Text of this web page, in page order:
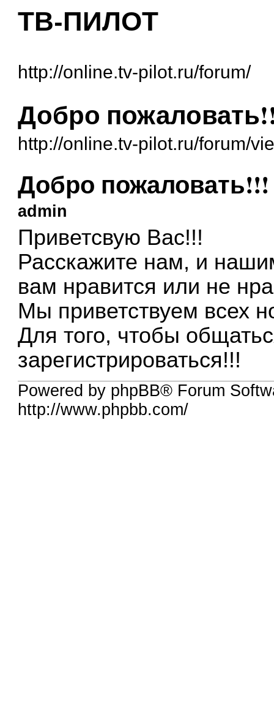
ТВ-ПИЛОТ
http://online.tv-pilot.ru/forum/
Добро
http://online.tv-pilot.ru/forum/
Добро пожаловать!!!
admin
Приветсвую Вас!!!
Расскажите нам, и
вам нравится или не
Мы приветствуем всех
Для того, чтобы
зарегистрироваться!!!
Powered by phpBB® Forum
http://www.phpbb.com/